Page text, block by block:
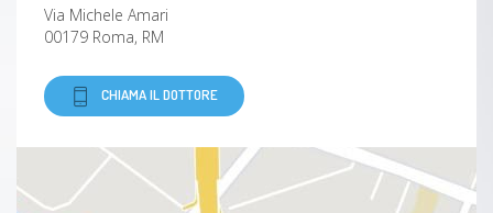
Otosclerosi
Polipo
Ascesso
Via Michele Amari
00179 Roma, RM
CHIAMA IL DOTTORE